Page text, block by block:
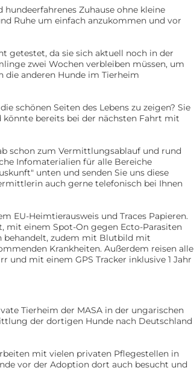
Zuhause ohne kleine
Ruhe um einfach anzukommen und vor
getestet, da sie sich aktuell noch in der
zwei Wochen verbleiben müssen, um
anderen Hunde im Tierheim
schönen Seiten des Lebens zu zeigen? Sie
bereits bei der nächsten Fahrt mit
schon zum Vermittlungsablauf und rund
Infomaterialien für alle Bereiche
unten und senden Sie uns diese
auch gerne telefonisch bei Ihnen
EU-Heimtierausweis und Traces Papieren.
einem Spot-On gegen Ecto-Parasiten
behandelt, zudem mit Blutbild mit
Krankheiten. Außerdem reisen alle
und mit einem GPS Tracker inklusive 1 Jahr
Tierheim der MASA in der ungarischen
der dortigen Hunde nach Deutschland
mit vielen privaten Pflegestellen in
vor der Adoption dort auch besucht und